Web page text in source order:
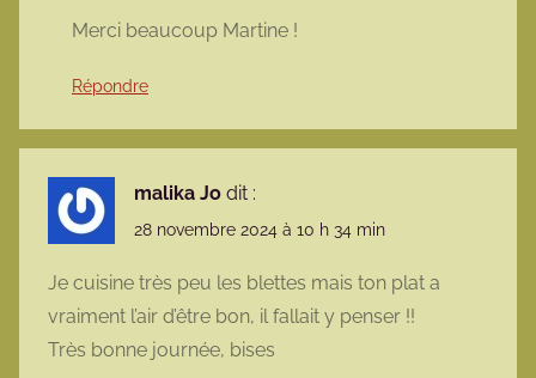
Merci beaucoup Martine !
Répondre
malika Jo dit :
28 novembre 2024 à 10 h 34 min
Je cuisine très peu les blettes mais ton plat a
vraiment l’air d’être bon, il fallait y penser !!
Très bonne journée, bises